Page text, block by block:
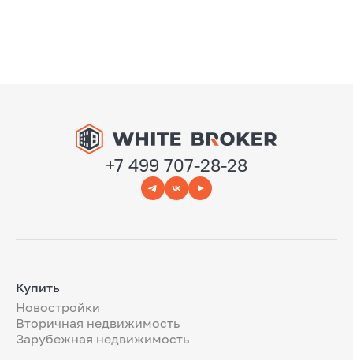
+7 499 707-28-28
Купить
Новостройки
Вторичная недвижимость
Зарубежная недвижимость